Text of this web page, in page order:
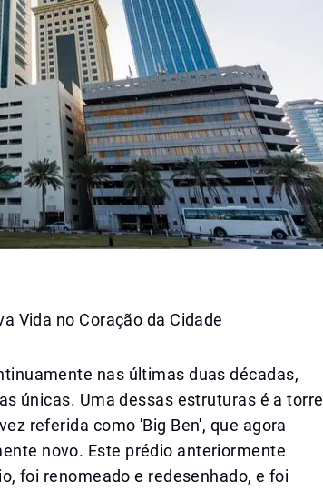
Vida no Coração da Cidade
nas últimas duas décadas,
únicas. Uma dessas estruturas é a torre
referida como 'Big Ben', que agora
novo. Este prédio anteriormente
foi renomeado e redesenhado, e foi